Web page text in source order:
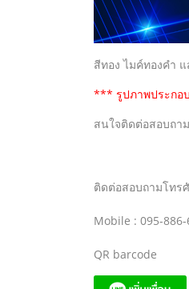
สีทอง ไมค์ทองคำ
*** รูปภาพประกอ
สนใจติดต่อสอบถา
ติดต่อสอบถามโทร
Mobile : 095-
QR barcode